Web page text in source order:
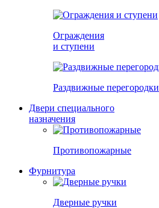
Ограждения
и ступени
Раздвижные перегородки
Двери специального
назначения
Противопожарные
Фурнитура
Дверные ручки